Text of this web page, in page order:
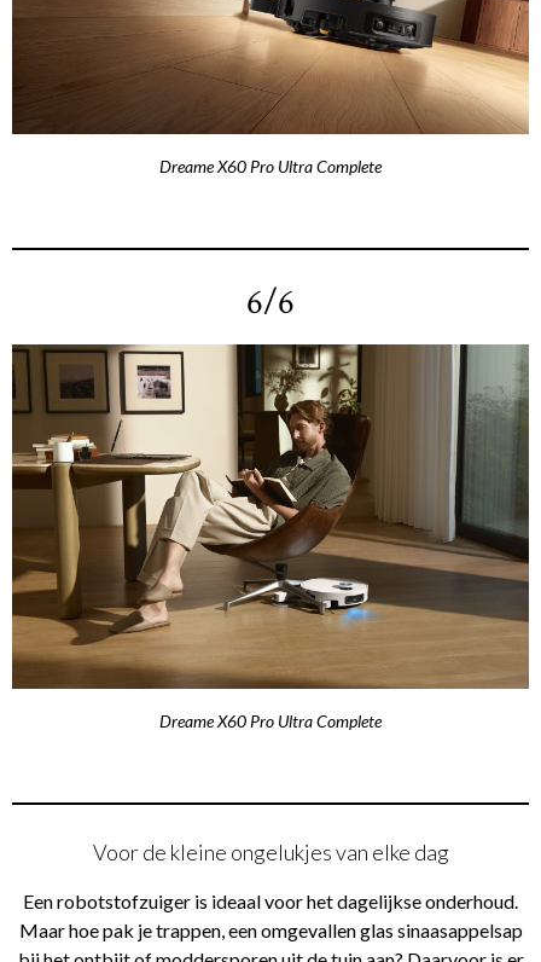
Dreame X60 Pro Ultra Complete
6/6
Dreame X60 Pro Ultra Complete
Voor de kleine ongelukjes van elke dag
Een robotstofzuiger is ideaal voor het dagelijkse onderhoud.
Maar hoe pak je trappen, een omgevallen glas sinaasappelsap